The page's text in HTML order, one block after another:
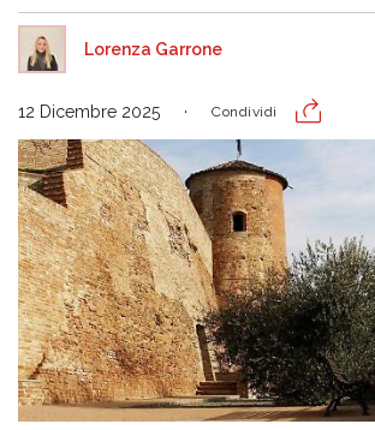
Lorenza Garrone
12 Dicembre 2025 Condividi